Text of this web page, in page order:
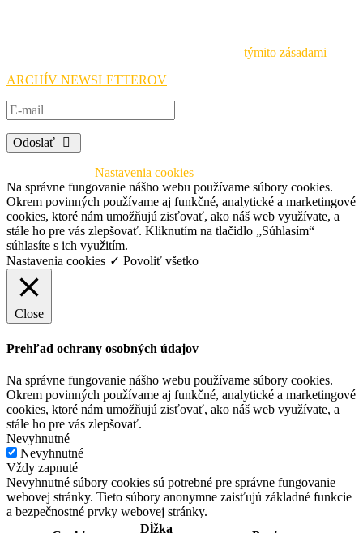
týmito zásadami
ARCHÍV NEWSLETTEROV
Odoslať
Nastavenia cookies
Na správne fungovanie nášho webu používame súbory cookies.
Okrem povinných používame aj funkčné, analytické a marketingové
cookies, ktoré nám umožňujú zisťovať, ako náš web využívate, a
stále ho pre vás zlepšovať. Kliknutím na tlačidlo „Súhlasím“
súhlasíte s ich využitím.
Nastavenia cookies ✓ Povoliť všetko
Close
Prehľad ochrany osobných údajov
Na správne fungovanie nášho webu používame súbory cookies.
Okrem povinných používame aj funkčné, analytické a marketingové
cookies, ktoré nám umožňujú zisťovať, ako náš web využívate, a
stále ho pre vás zlepšovať.
Nevyhnutné
Nevyhnutné
Vždy zapnuté
Nevyhnutné súbory cookies sú potrebné pre správne fungovanie
webovej stránky. Tieto súbory anonymne zaisťujú základné funkcie
a bezpečnostné prvky webovej stránky.
Dĺžka